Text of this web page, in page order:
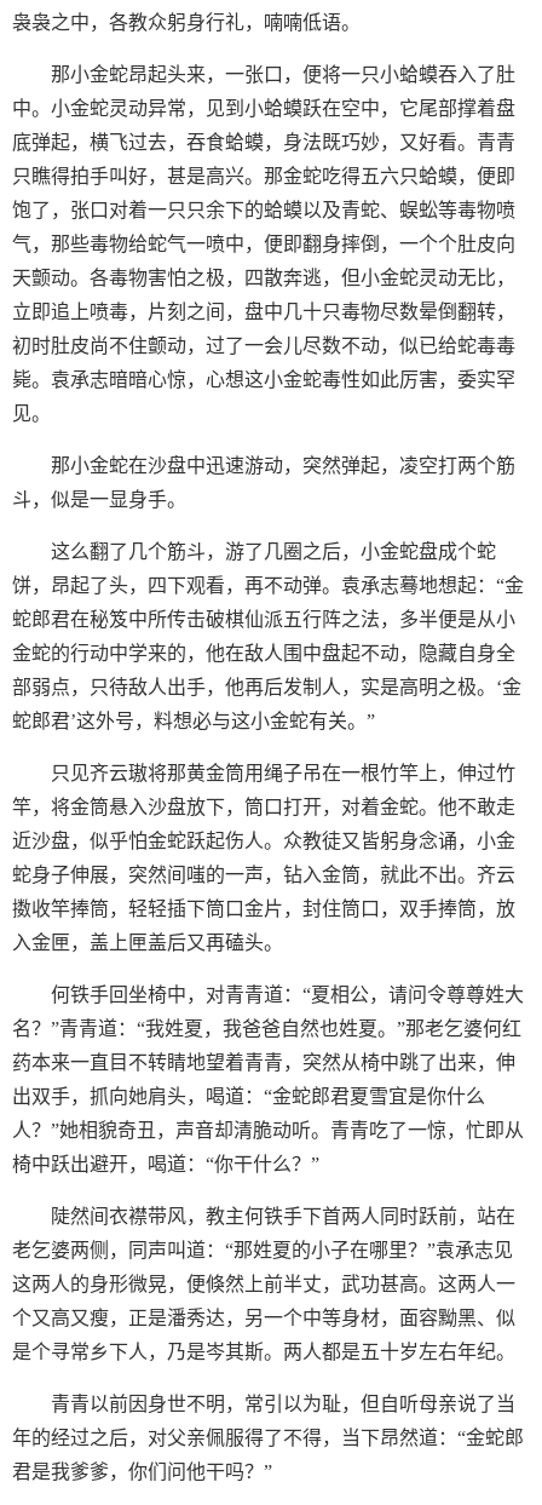
袅袅之中，各教众躬身行礼，喃喃低语。
那小金蛇昂起头来，一张口，便将一只小蛤蟆吞入了肚
中。小金蛇灵动异常，见到小蛤蟆跃在空中，它尾部撑着盘
底弹起，横飞过去，吞食蛤蟆，身法既巧妙，又好看。青青
只瞧得拍手叫好，甚是高兴。那金蛇吃得五六只蛤蟆，便即
饱了，张口对着一只只余下的蛤蟆以及青蛇、蜈蚣等毒物喷
气，那些毒物给蛇气一喷中，便即翻身摔倒，一个个肚皮向
天颤动。各毒物害怕之极，四散奔逃，但小金蛇灵动无比，
立即追上喷毒，片刻之间，盘中几十只毒物尽数晕倒翻转，
初时肚皮尚不住颤动，过了一会儿尽数不动，似已给蛇毒毒
毙。袁承志暗暗心惊，心想这小金蛇毒性如此厉害，委实罕
见。
那小金蛇在沙盘中迅速游动，突然弹起，凌空打两个筋
斗，似是一显身手。
这么翻了几个筋斗，游了几圈之后，小金蛇盘成个蛇
饼，昂起了头，四下观看，再不动弹。袁承志蓦地想起：“金
蛇郎君在秘笈中所传击破棋仙派五行阵之法，多半便是从小
金蛇的行动中学来的，他在敌人围中盘起不动，隐藏自身全
部弱点，只待敌人出手，他再后发制人，实是高明之极。‘金
蛇郎君’这外号，料想必与这小金蛇有关。”
只见齐云璈将那黄金筒用绳子吊在一根竹竿上，伸过竹
竿，将金筒悬入沙盘放下，筒口打开，对着金蛇。他不敢走
近沙盘，似乎怕金蛇跃起伤人。众教徒又皆躬身念诵，小金
蛇身子伸展，突然间嗤的一声，钻入金筒，就此不出。齐云
擞收竿捧筒，轻轻插下筒口金片，封住筒口，双手捧筒，放
入金匣，盖上匣盖后又再磕头。
何铁手回坐椅中，对青青道：“夏相公，请问令尊尊姓大
名？”青青道：“我姓夏，我爸爸自然也姓夏。”那老乞婆何红
药本来一直目不转睛地望着青青，突然从椅中跳了出来，伸
出双手，抓向她肩头，喝道：“金蛇郎君夏雪宜是你什么
人？”她相貌奇丑，声音却清脆动听。青青吃了一惊，忙即从
椅中跃出避开，喝道：“你干什么？”
陡然间衣襟带风，教主何铁手下首两人同时跃前，站在
老乞婆两侧，同声叫道：“那姓夏的小子在哪里？”袁承志见
这两人的身形微晃，便倏然上前半丈，武功甚高。这两人一
个又高又瘦，正是潘秀达，另一个中等身材，面容黝黑、似
是个寻常乡下人，乃是岑其斯。两人都是五十岁左右年纪。
青青以前因身世不明，常引以为耻，但自听母亲说了当
年的经过之后，对父亲佩服得了不得，当下昂然道：“金蛇郎
君是我爹爹，你们问他干吗？”